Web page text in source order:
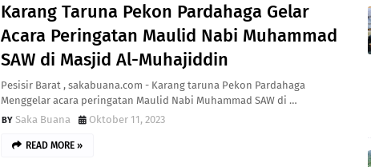
Karang Taruna Pekon Pardahaga Gelar
Acara Peringatan Maulid Nabi Muhammad
SAW di Masjid Al-Muhajiddin
Pesisir Barat , sakabuana.com - Karang taruna Pekon Pardahaga
Menggelar acara peringatan Maulid Nabi Muhammad SAW di …
Saka Buana
Oktober 11, 2023
READ MORE »